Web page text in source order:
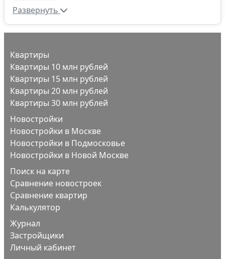
Развернуть
Квартиры
Квартиры 10 млн рублей
Квартиры 15 млн рублей
Квартиры 20 млн рублей
Квартиры 30 млн рублей
Новостройки
Новостройки в Москве
Новостройки в Подмосковье
Новостройки в Новой Москве
Поиск на карте
Сравнение новостроек
Сравнение квартир
Калькулятор
Журнал
Застройщики
Личный кабинет